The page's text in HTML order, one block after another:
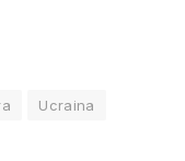
Ucraina